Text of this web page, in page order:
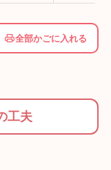
全部かごに入れる
工夫